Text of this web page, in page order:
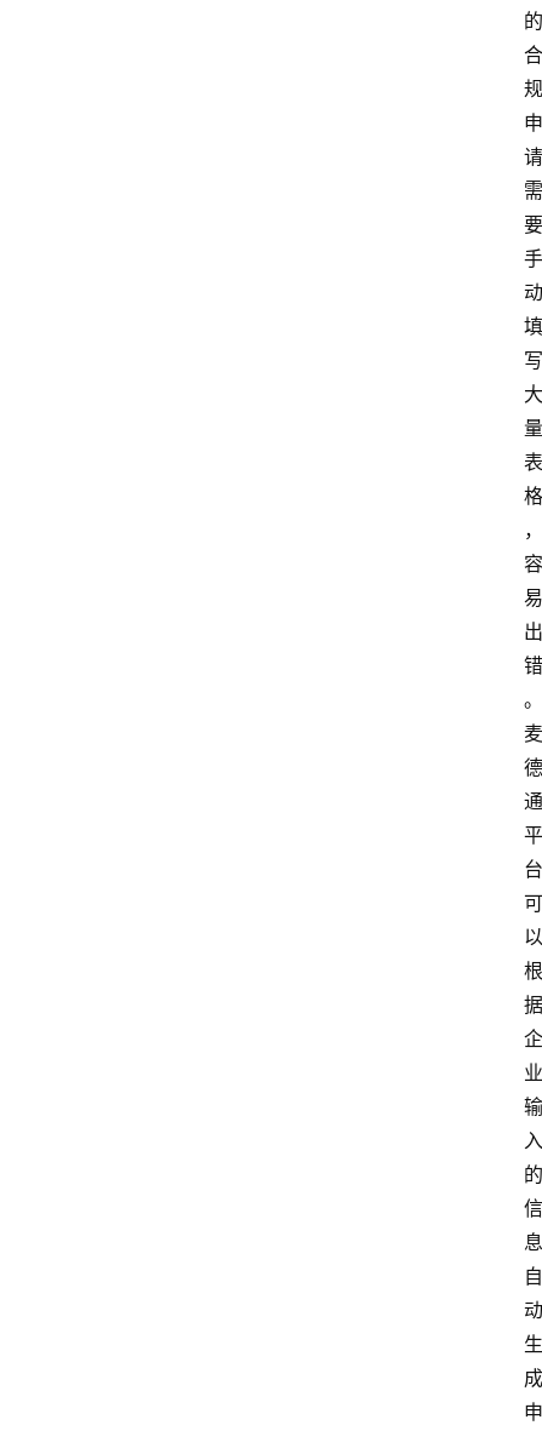
的
合
规
申
请
需
要
手
动
填
写
大
量
表
格
，
容
易
出
错
。
麦
德
通
平
台
可
以
根
据
企
业
输
入
的
信
息
自
动
生
成
申